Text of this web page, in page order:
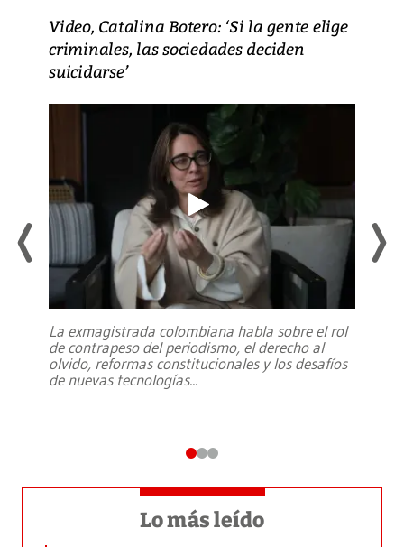
Video, Catalina Botero: ‘Si la gente elige
criminales, las sociedades deciden
suicidarse’
La exmagistrada colombiana habla sobre el rol
de contrapeso del periodismo, el derecho al
olvido, reformas constitucionales y los desafíos
de nuevas tecnologías...
Lo más leído